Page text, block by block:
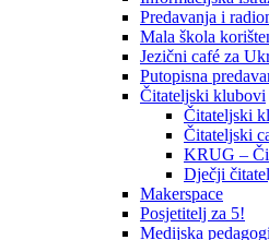
Predavanja i
Mala škola
Jezični café za
Putopisna
Čitateljski klubovi
Čitateljski
Čitateljski
KRUG –
Dječji
Makerspace
Posjetitelj za 5!
Medijska